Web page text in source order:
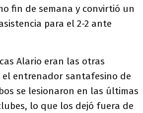
fin de semana y convirtió un
para el 2-2 ante
Alario eran las otras
entrenador santafesino de
se lesionaron en las últimas
lo que los dejó fuera de